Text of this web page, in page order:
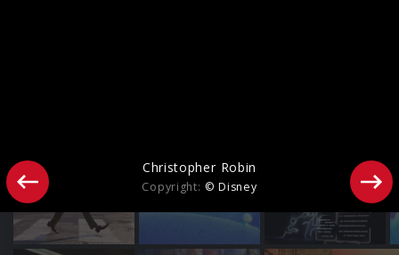
Christopher Robin
Copyright: © Disney